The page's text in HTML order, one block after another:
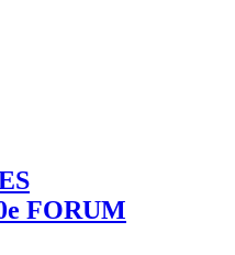
FORUM